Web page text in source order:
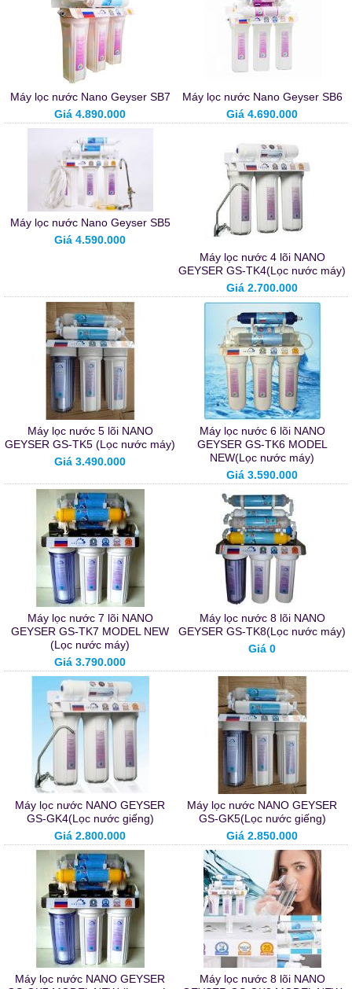
Máy lọc nước Nano Geyser SB7
Giá 4.890.000
Máy lọc nước Nano Geyser SB6
Giá 4.690.000
Máy lọc nước Nano Geyser SB5
Giá 4.590.000
Máy lọc nước 4 lõi NANO
GEYSER GS-TK4(Lọc nước máy)
Giá 2.700.000
Máy lọc nước 5 lõi NANO
GEYSER GS-TK5 (Lọc nước máy)
Giá 3.490.000
Máy lọc nước 6 lõi NANO
GEYSER GS-TK6 MODEL
NEW(Lọc nước máy)
Giá 3.590.000
Máy lọc nước 7 lõi NANO
GEYSER GS-TK7 MODEL NEW
(Lọc nước máy)
Giá 3.790.000
Máy lọc nước 8 lõi NANO
GEYSER GS-TK8(Lọc nước máy)
Giá 0
Máy lọc nước NANO GEYSER
GS-GK4(Lọc nước giếng)
Giá 2.800.000
Máy lọc nước NANO GEYSER
GS-GK5(Lọc nước giếng)
Giá 2.850.000
Máy lọc nước NANO GEYSER
Máy lọc nước 8 lõi NANO